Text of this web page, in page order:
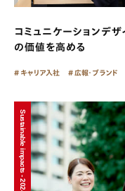
コミュニケーションデ
の価値を高める
キャリア入社 広報・ブランド
Sustainable impacts - 2024/10/21